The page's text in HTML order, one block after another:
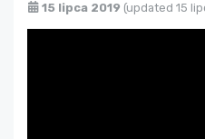
15 lipca 2019 (updated 15